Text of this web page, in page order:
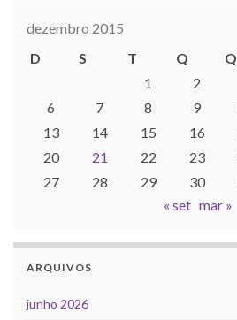
dezembro 2015
D
S T Q Q
1
2
6
7 8 9
13
14 15 16
20
21 22 23
27
28 29 30
« set mar »
ARQUIVOS
junho 2026